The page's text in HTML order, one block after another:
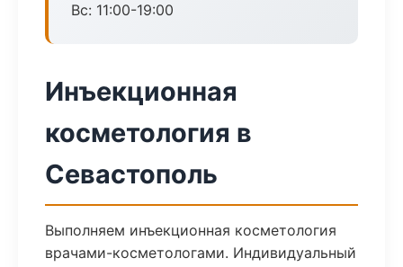
Вс: 11:00-19:00
Инъекционная
косметология в
Севастополь
Выполняем инъекционная косметология
врачами-косметологами. Индивидуальный